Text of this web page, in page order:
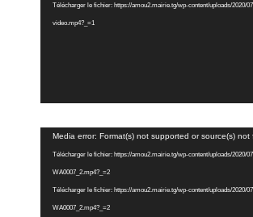
Télécharger le fichier: https://amou2.mairie.tg/wp-content/uploads/2020/
video.mp4?_=1
Lecteur
vidéo
Media error: Format(s) not supported or source(s) not
Télécharger le fichier: https://amou2.mairie.tg/wp-content/uploads/2020/
WA0007_2.mp4?_=2
Télécharger le fichier: https://amou2.mairie.tg/wp-content/uploads/2020/
WA0007_2.mp4?_=2